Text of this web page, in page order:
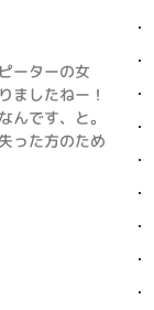
ーターの女
ましたねー！
んです、と。
った方のため